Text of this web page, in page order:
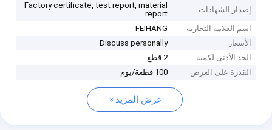
إصدار الشهادات
Factory certificate, test report, material
report
اسم العلامة التجارية
FEIHANG
الأسعار
Discuss personally
الحد الأدنى لكمية
2 قطع
القدرة على العرض
100 قطعة/يوم
عرض المزيد